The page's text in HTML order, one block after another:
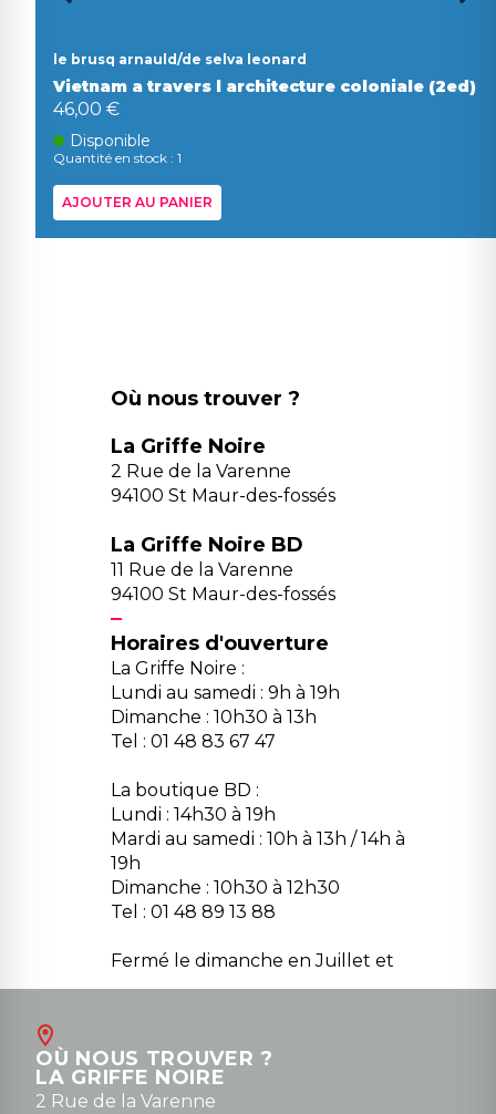
le brusq arnauld/de selva leonard
Vietnam a travers l architecture coloniale (2ed)
46,00 €
Disponible
Quantité en stock : 1
AJOUTER AU PANIER
Où nous trouver ?
La Griffe Noire
2 Rue de la Varenne
94100 St Maur-des-fossés
La Griffe Noire BD
11 Rue de la Varenne
94100 St Maur-des-fossés
Horaires d'ouverture
La Griffe Noire :
Lundi au samedi : 9h à 19h
Dimanche : 10h30 à 13h
Tel : 01 48 83 67 47
La boutique BD :
Lundi : 14h30 à 19h
Mardi au samedi : 10h à 13h / 14h à
19h
Dimanche : 10h30 à 12h30
Tel : 01 48 89 13 88
Fermé le dimanche en Juillet et
Août
contact@la-griffe-noire.com
0148836747
OÙ NOUS TROUVER ?
LA GRIFFE NOIRE
2 Rue de la Varenne